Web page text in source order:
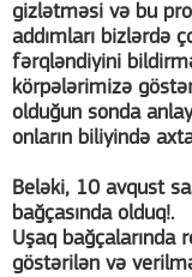
gizlətməsi və bu
addımları bizlərdə
fərqləndiyini
körpələrimizə
olduğun sonda
onların biliyində
Beləki, 10 avqust
bağçasında olduq!.
Uşaq bağçalarında
göstərilən və